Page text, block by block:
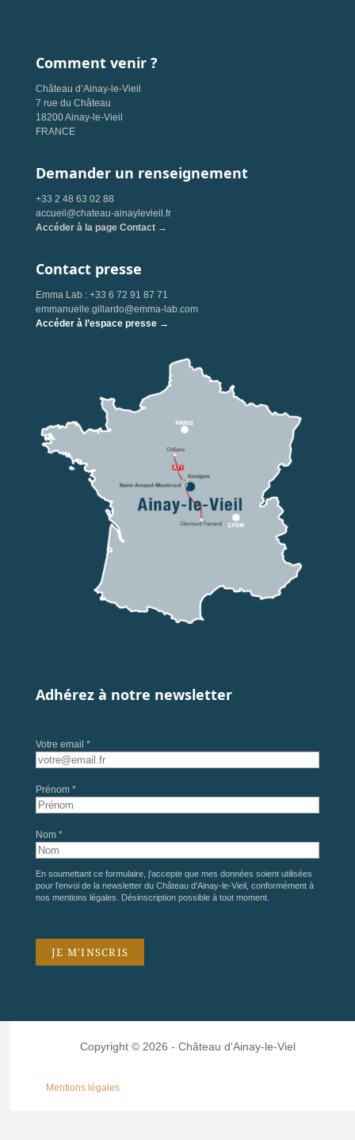
Comment venir ?
Château d’Ainay-le-Vieil
7 rue du Château
18200 Ainay-le-Vieil
FRANCE
Demander un renseignement
+33 2 48 63 02 88
accueil@chateau-ainaylevieil.fr
Accéder à la page Contact →
Contact presse
Emma Lab : +33 6 72 91 87 71
emmanuelle.gillardo@emma-lab.com
Accéder à l’espace presse →
Adhérez à notre newsletter
Votre email *
Prénom *
Nom *
En soumettant ce formulaire, j'accepte que mes données soient utilisées
pour l'envoi de la newsletter du Château d'Ainay-le-Vieil, conformément à
nos mentions légales . Désinscription possible à tout moment.
Copyright © 2026 - Château d'Ainay-le-Viel
Mentions légales